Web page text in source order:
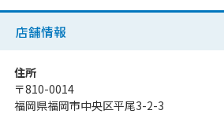
店舗情報
住所
〒810-0014
福岡県福岡市中央区平尾3-2-3